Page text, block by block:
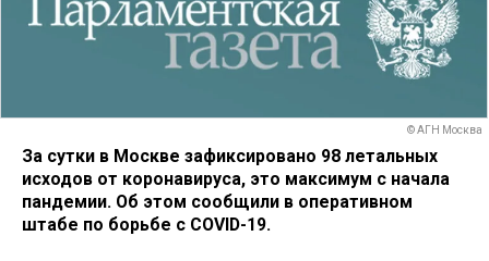
© АГН Москва
За сутки в Москве зафиксировано 98 летальных
исходов от коронавируса, это максимум с начала
пандемии. Об этом сообщили в оперативном
штабе по борьбе с COVID-19.